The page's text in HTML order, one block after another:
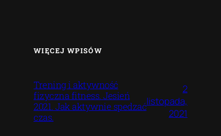
WIĘCEJ WPISÓW
Trening i aktywność
fizyczna fitness. Jesień
2021. Jak aktywnie spedzać
czas.
2
listopada,
2021